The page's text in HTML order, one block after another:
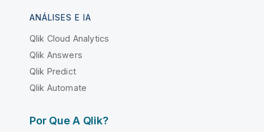
ANÁLISES E IA
Qlik Cloud Analytics
Qlik Answers
Qlik Predict
Qlik Automate
Por Que A Qlik?